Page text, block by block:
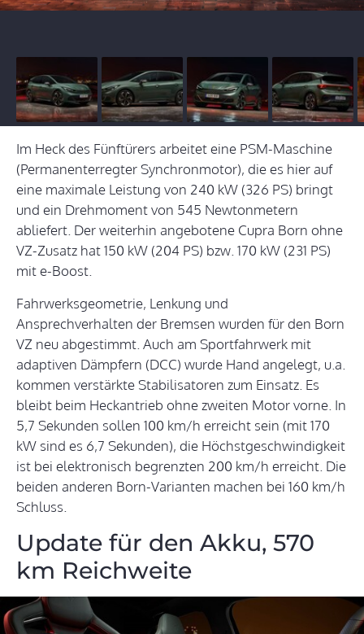
Im Heck des Fünftürers arbeitet eine PSM-Maschine
(Permanenterregter Synchronmotor), die es hier auf
eine maximale Leistung von 240 kW (326 PS) bringt
und ein Drehmoment von 545 Newtonmetern
abliefert. Der weiterhin angebotene Cupra Born ohne
VZ-Zusatz hat 150 kW (204 PS) bzw. 170 kW (231 PS)
mit e-Boost.
Fahrwerksgeometrie, Lenkung und
Ansprechverhalten der Bremsen wurden für den Born
VZ neu abgestimmt. Auch am Sportfahrwerk mit
adaptiven Dämpfern (DCC) wurde Hand angelegt, u.a.
kommen verstärkte Stabilisatoren zum Einsatz. Es
bleibt beim Heckantrieb ohne zweiten Motor vorne. In
5,7 Sekunden sollen 100 km/h erreicht sein (mit 170
kW sind es 6,7 Sekunden), die Höchstgeschwindigkeit
ist bei elektronisch begrenzten 200 km/h erreicht. Die
beiden anderen Born-Varianten machen bei 160 km/h
Schluss.
Update für den Akku, 570
km Reichweite